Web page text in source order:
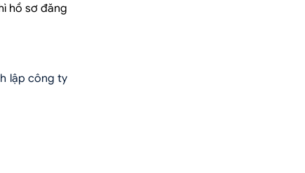
hồ sơ đăng
lập công ty